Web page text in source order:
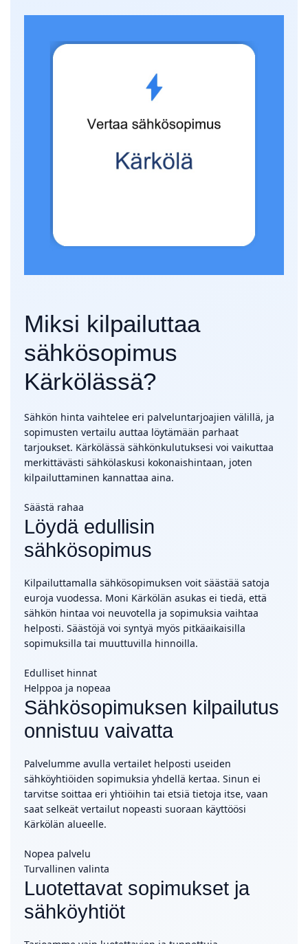
Miksi kilpailuttaa
sähkösopimus
Kärkölässä?
Sähkön hinta vaihtelee eri palveluntarjoajien välillä, ja
sopimusten vertailu auttaa löytämään parhaat
tarjoukset. Kärkölässä sähkönkulutuksesi voi vaikuttaa
merkittävästi sähkölaskusi kokonaishintaan, joten
kilpailuttaminen kannattaa aina.
Säästä rahaa
Löydä edullisin
sähkösopimus
Kilpailuttamalla sähkösopimuksen voit säästää satoja
euroja vuodessa. Moni Kärkölän asukas ei tiedä, että
sähkön hintaa voi neuvotella ja sopimuksia vaihtaa
helposti. Säästöjä voi syntyä myös pitkäaikaisilla
sopimuksilla tai muuttuvilla hinnoilla.
Edulliset hinnat
Helppoa ja nopeaa
Sähkösopimuksen kilpailutus
onnistuu vaivatta
Palvelumme avulla vertailet helposti useiden
sähköyhtiöiden sopimuksia yhdellä kertaa. Sinun ei
tarvitse soittaa eri yhtiöihin tai etsiä tietoja itse, vaan
saat selkeät vertailut nopeasti suoraan käyttöösi
Kärkölän alueelle.
Nopea palvelu
Turvallinen valinta
Luotettavat sopimukset ja
sähköyhtiöt